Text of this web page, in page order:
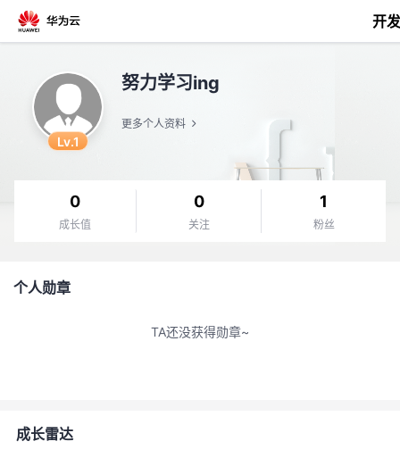
开
者
Lv.1
努力学习ing
更多个人资料
0
成长值
0
关注
1
粉丝
个人勋章
TA还没获得勋章~
成长雷达